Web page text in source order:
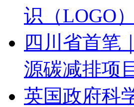
识（LOGO
四川省首笔
源碳减排项
英国政府科